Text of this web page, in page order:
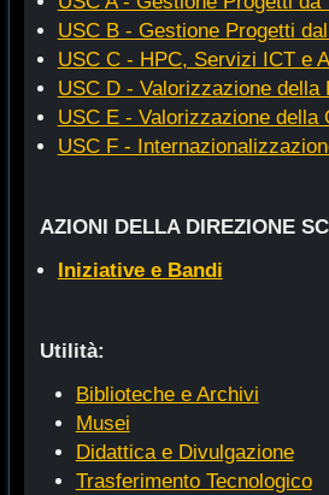
USC B - Gestione Progetti
USC C - HPC, Servizi ICT e
USC D - Valorizzazione della
USC E - Valorizzazione della
USC F -
AZIONI DELLA DIREZIONE
Iniziative e Bandi
Utilità:
Biblioteche e Archivi
Musei
Didattica e Divulgazione
Trasferimento Tecnologico